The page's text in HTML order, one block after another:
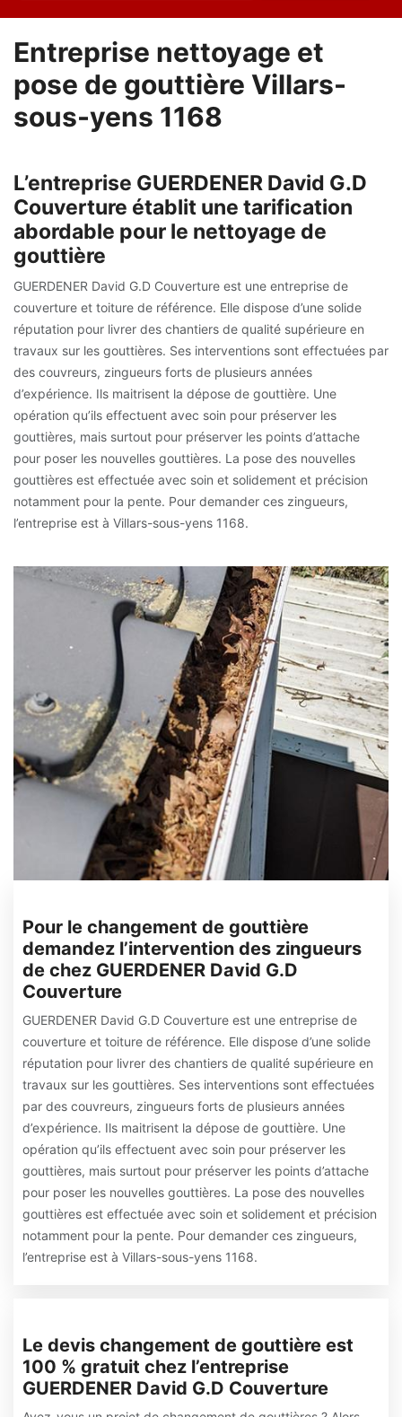
Entreprise nettoyage et
pose de gouttière Villars-
sous-yens 1168
L’entreprise GUERDENER David G.D
Couverture établit une tarification
abordable pour le nettoyage de
gouttière
GUERDENER David G.D Couverture est une entreprise de
couverture et toiture de référence. Elle dispose d’une solide
réputation pour livrer des chantiers de qualité supérieure en
travaux sur les gouttières. Ses interventions sont effectuées par
des couvreurs, zingueurs forts de plusieurs années
d’expérience. Ils maitrisent la dépose de gouttière. Une
opération qu’ils effectuent avec soin pour préserver les
gouttières, mais surtout pour préserver les points d’attache
pour poser les nouvelles gouttières. La pose des nouvelles
gouttières est effectuée avec soin et solidement et précision
notamment pour la pente. Pour demander ces zingueurs,
l’entreprise est à Villars-sous-yens 1168.
Pour le changement de gouttière
demandez l’intervention des zingueurs
de chez GUERDENER David G.D
Couverture
GUERDENER David G.D Couverture est une entreprise de
couverture et toiture de référence. Elle dispose d’une solide
réputation pour livrer des chantiers de qualité supérieure en
travaux sur les gouttières. Ses interventions sont effectuées
par des couvreurs, zingueurs forts de plusieurs années
d’expérience. Ils maitrisent la dépose de gouttière. Une
opération qu’ils effectuent avec soin pour préserver les
gouttières, mais surtout pour préserver les points d’attache
pour poser les nouvelles gouttières. La pose des nouvelles
gouttières est effectuée avec soin et solidement et précision
notamment pour la pente. Pour demander ces zingueurs,
l’entreprise est à Villars-sous-yens 1168.
Le devis changement de gouttière est
100 % gratuit chez l’entreprise
GUERDENER David G.D Couverture